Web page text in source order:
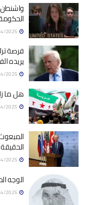
فرصة
يريده
هل ما
الوجه